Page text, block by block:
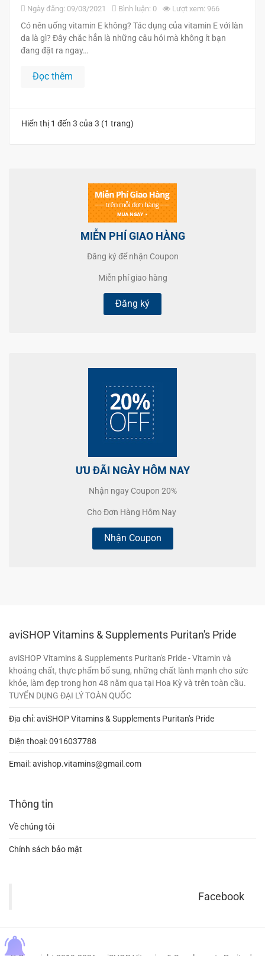
Ngày đăng: 09/03/2021 Bình luận: 0 Lượt xem: 966
Có nên uống vitamin E không? Tác dụng của vitamin E với làn
da là gì? Đây chắc hẳn là những câu hỏi mà không ít bạn
đang đặt ra ngay…
Đọc thêm
Hiển thị 1 đến 3 của 3 (1 trang)
MIỄN PHÍ GIAO HÀNG
Đăng ký để nhận Coupon
Miễn phí giao hàng
Đăng ký
ƯU ĐÃI NGÀY HÔM NAY
Nhận ngay Coupon 20%
Cho Đơn Hàng Hôm Nay
Nhận Coupon
aviSHOP Vitamins & Supplements Puritan's Pride
aviSHOP Vitamins & Supplements Puritan's Pride - Vitamin và
khoáng chất, thực phẩm bổ sung, những chất lành mạnh cho sức
khỏe, làm đẹp trong hơn 48 năm qua tại Hoa Kỳ và trên toàn cầu.
TUYỂN DỤNG ĐẠI LÝ TOÀN QUỐC
Địa chỉ: aviSHOP Vitamins & Supplements Puritan's Pride
Điện thoại:0916037788
Email:avishop.vitamins@gmail.com
Thông tin
Về chúng tôi
Chính sách bảo mật
Facebook